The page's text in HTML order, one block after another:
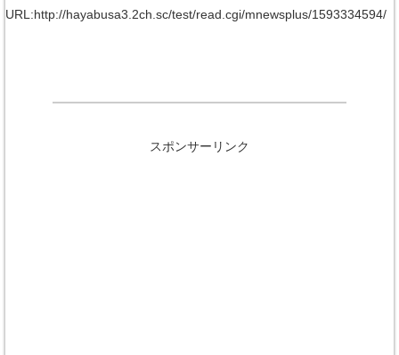
URL:http://hayabusa3.2ch.sc/test/read.cgi/mnewsplus/1593334594/
スポンサーリンク